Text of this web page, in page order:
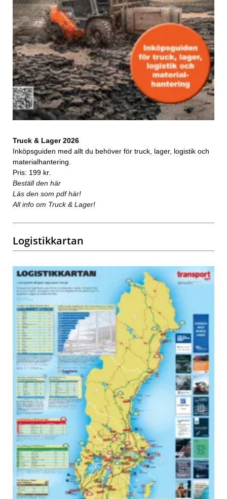
Truck & Lager 2026
Inköpsguiden med allt du behöver för truck, lager, logistik och
materialhantering.
Pris: 199 kr.
Beställ den här
Läs den som pdf här!
All info om Truck & Lager!
Logistikkartan